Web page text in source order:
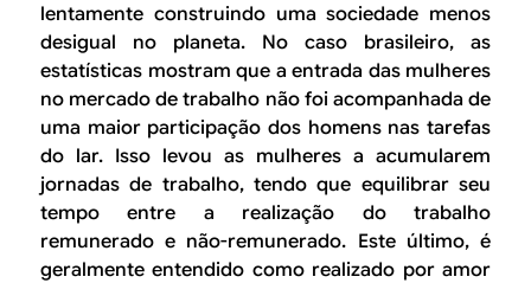
lentamente construindo uma sociedade menos
desigual no planeta. No caso brasileiro, as
estatísticas mostram que a entrada das mulheres
no mercado de trabalho não foi acompanhada de
uma maior participação dos homens nas tarefas
do lar. Isso levou as mulheres a acumularem
jornadas de trabalho, tendo que equilibrar seu
tempo entre a realização do trabalho
remunerado e não-remunerado. Este último, é
geralmente entendido como realizado por amor